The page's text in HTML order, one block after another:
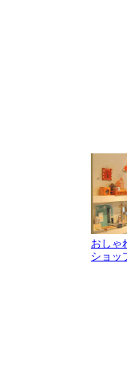
おしゃ
ショッ